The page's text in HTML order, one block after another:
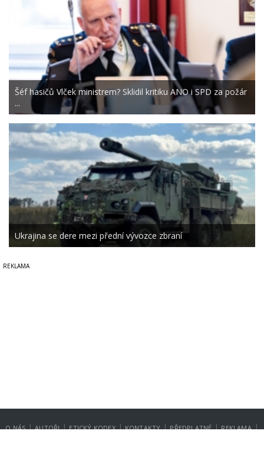
Šéf hasičů Vlček ministrem? Sklidil kritiku ANO i SPD za požár
...
Ukrajina se dere mezi přední vývozce zbraní
O NÁS | AUTOŘI | ETICKÝ KODEX | KONTAKTY | PŘEDPLATNÉ | REKLAMA |